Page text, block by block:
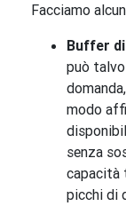
Facciamo
Buffer
può
modo
senza
capacità
picchi di